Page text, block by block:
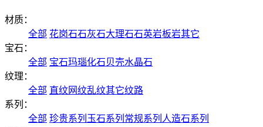
材质：
全部 花岗石石灰石大理石石英岩板岩其它
宝石：
全部 宝石玛瑙化石贝壳水晶石
纹理：
全部 直纹网纹乱纹其它纹路
系列：
全部 珍贵系列 玉石系列 常规系列 人造石系列